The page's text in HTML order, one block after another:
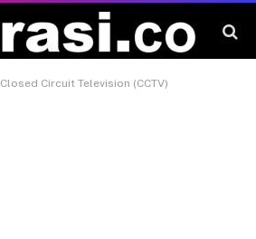
Closed Circuit Television (CCTV)